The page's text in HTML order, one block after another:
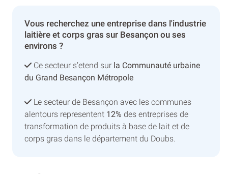
Vous recherchez une entreprise dans l'industrie
laitière et corps gras sur Besançon ou ses
environs ?
Ce secteur s’etend sur la Communauté urbaine
du Grand Besançon Métropole
Le secteur de Besançon avec les communes
alentours representent 12% des entreprises de
transformation de produits à base de lait et de
corps gras dans le département du Doubs.